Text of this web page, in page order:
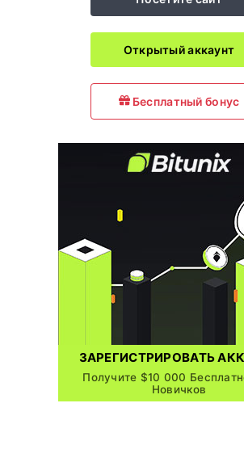
Открытый аккаунт
Бесплатный бонус
ЗАРЕГИСТРИРОВАТЬ
Получите $10 000
Новичков